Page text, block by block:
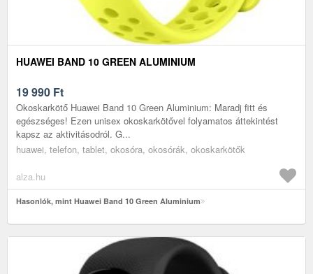
HUAWEI BAND 10 GREEN ALUMINIUM
19 990 Ft
Okoskarkötő Huawei Band 10 Green Aluminium: Maradj fitt és
egészséges! Ezen unisex okoskarkötővel folyamatos áttekintést
kapsz az aktivitásodról. G...
huawei, telefon, tablet, okosóra, okosórák, okoskarkötők
alza.hu
Hasonlók, mint Huawei Band 10 Green Aluminium